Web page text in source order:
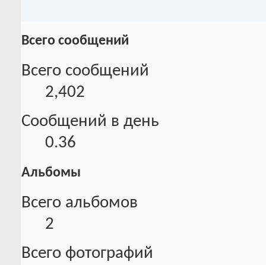
Всего сообщений
Всего сообщений
2,402
Сообщений в день
0.36
Альбомы
Всего альбомов
2
Всего фотографий